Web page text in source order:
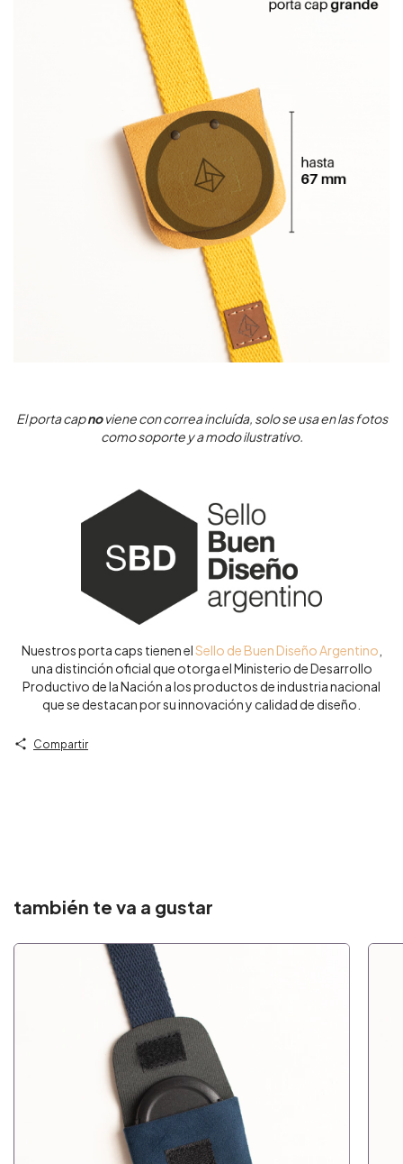
El porta capnoviene con correa incluída, solo se usa en las fotos
como soporte y a modo ilustrativo.
Nuestros porta caps tienen elSello de Buen Diseño Argentino
una distinción oficial que otorga el Ministerio de Desarrollo
Productivo de la Nación a los productos de industria nacional
que se destacan por su innovación y calidad de diseño.
Compartir
también te va a gustar